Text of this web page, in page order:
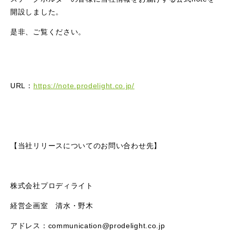
開設しました。
是非、ご覧ください。
URL： https://note.prodelight.co.jp/
【当社リリースについてのお問い合わせ先】
株式会社プロディライト
経営企画室 清水・野木
アドレス：communication@prodelight.co.jp